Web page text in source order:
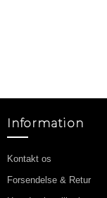
Information
Kontakt os
Forsendelse & Retur